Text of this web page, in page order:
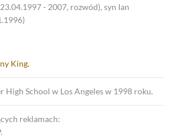
- 2007, rozwód), syn Ian
King.
High School w Los Angeles w 1998 roku.
reklamach: